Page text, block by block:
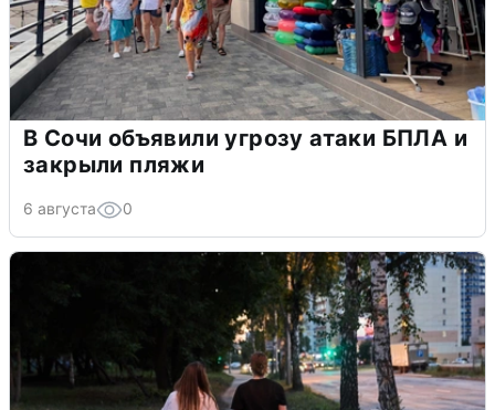
В Сочи объявили угрозу атаки БПЛА и
закрыли пляжи
6 августа 0